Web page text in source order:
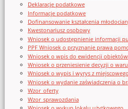
Deklaracje podatkowe
Informacje podatkowe
Dofinansowanie kształcenia
Kwestonariusz osobowy
Wniosek o udostępnienie informacji
PPF Wniosek o przyznanie prawa
Wniosek o wpis do ewidencji
Wniosek o przeniesienie decyzji o
Wniosek o wypis i wyrys z
Wniosek o wydanie zaświadczenia o
Wzor_oferty
Wzor_sprawozdania